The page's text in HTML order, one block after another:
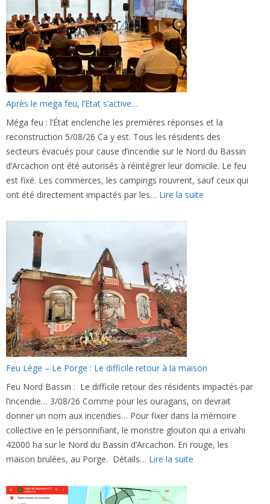
reconstruction,
et
comme
un
air
de
Après le mega feu, l’Etat s’active…
Méga feu : l’État enclenche les premières réponses et la
reconstruction 5/08/26 Ca y est. Tous les résidents des
secteurs évacués pour cause d’incendie sur le Nord du Bassin
d’Arcachon ont été autorisés à réintégrer leur domicile. Le feu
est fixé. Les commerces, les campings rouvrent, sauf ceux qui
ont été directement impactés par les… Lire la suite:
Feu Lège – Le Porge : Le difficile retour à la maison
Feu Nord Bassin : Le difficile retour des résidents impactés par
l’incendie… 3/08/26 Comme pour les ouragans, on devrait
donner un nom aux incendies… Pour fixer dans la mémoire
collective en le personnifiant, le monstre glouton qui a envahi
42000 ha sur le Nord du Bassin d’Arcachon. En rouge, les
maison brulées, au Porge. Détails… Lire la suite: